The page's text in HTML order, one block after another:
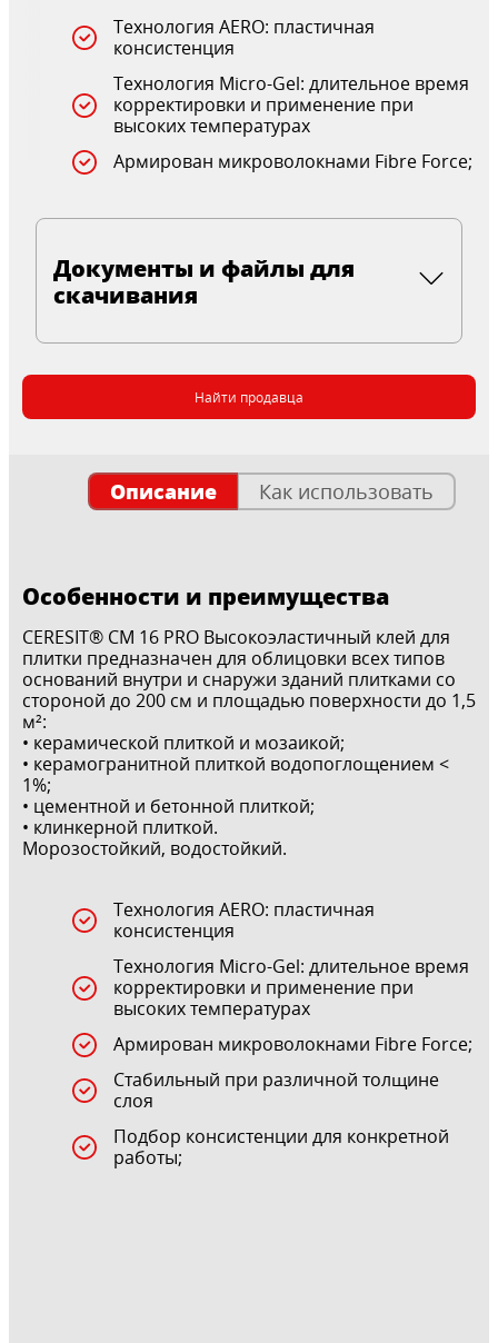
Технология AERO: пластичная
консистенция
Технология Micro-Gel: длительное время
корректировки и применение при
высоких температурах
Армирован микроволокнами Fibre Force;
Документы и файлы для
скачивания
Найти продавца
Описание Как использовать
Особенности и преимущества
CERESIT® СМ 16 PRO Высокоэластичный клей для
плитки предназначен для облицовки всех типов
оснований внутри и снаружи зданий плитками со
стороной до 200 см и площадью поверхности до 1,5
м²:
• керамической плиткой и мозаикой;
• керамогранитной плиткой водопоглощением <
1%;
• цементной и бетонной плиткой;
• клинкерной плиткой.
Морозостойкий, водостойкий.
Технология AERO: пластичная
консистенция
Технология Micro-Gel: длительное время
корректировки и применение при
высоких температурах
Армирован микроволокнами Fibre Force;
Стабильный при различной толщине
слоя
Подбор консистенции для конкретной
работы;